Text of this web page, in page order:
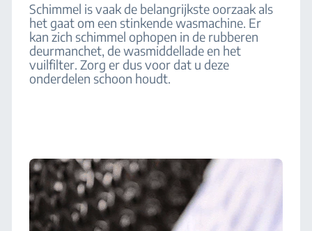
Schimmel is vaak de belangrijkste oorzaak als
het gaat om een stinkende wasmachine. Er
kan zich schimmel ophopen in de rubberen
deurmanchet, de wasmiddellade en het
vuilfilter. Zorg er dus voor dat u deze
onderdelen schoon houdt.